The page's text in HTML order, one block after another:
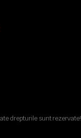
drepturile sunt rezervate!